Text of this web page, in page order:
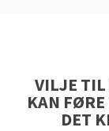
VILJE TIL
KAN FØRE
DET